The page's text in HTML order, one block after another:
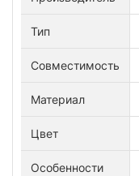
Тип
Совместимость
Материал
Цвет
Особенности